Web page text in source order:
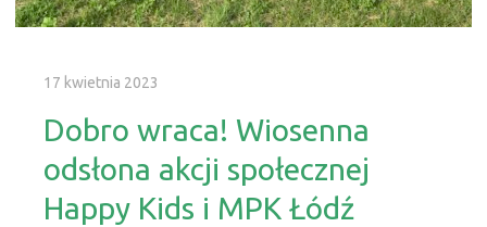
17 kwietnia 2023
Dobro wraca! Wiosenna
odsłona akcji społecznej
Happy Kids i MPK Łódź